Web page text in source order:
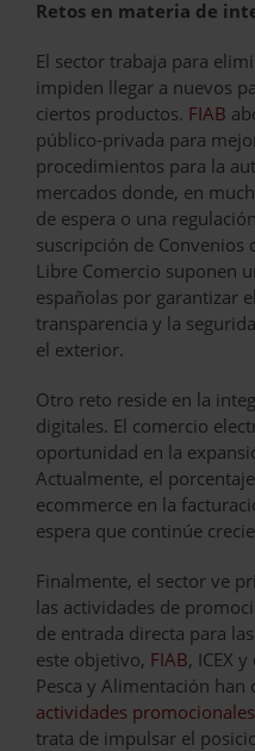
Retos en materia de
El sector trabaja para
impiden llegar a nuevos
ciertos productos. FIAB
público-privada para
procedimientos para la
mercados donde, en
de espera o una
suscripción de Convenios
Libre Comercio suponen
españolas por garantizar
transparencia y la
el exterior.
Otro reto reside en la
digitales. El comercio
oportunidad en la
Actualmente, el
ecommerce en la
espera que continúe
Finalmente, el sector ve
las actividades de
de entrada directa para
este objetivo, FIAB, ICEX
Pesca y Alimentación han
actividades
trata de impulsar el